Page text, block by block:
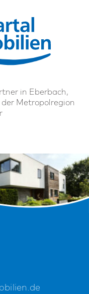
in Eberbach,
Metropolregion